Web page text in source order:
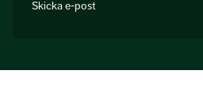
Skicka e-post